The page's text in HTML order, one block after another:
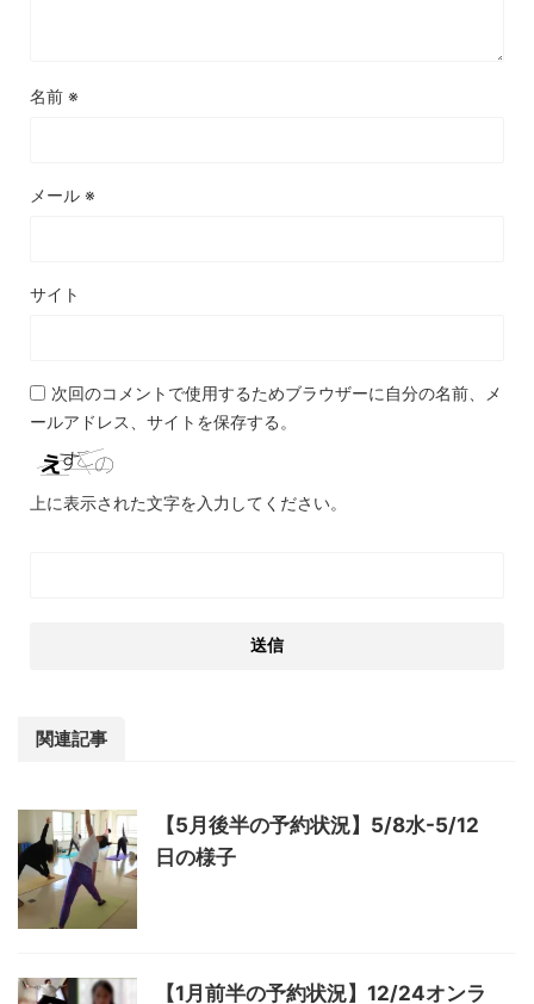
名前 ※
メール ※
サイト
次回のコメントで使用するためブラウザーに自分の名前、メ
ールアドレス、サイトを保存する。
上に表示された文字を入力してください。
関連記事
【5月後半の予約状況】5/8水-5/12
日の様子
【1月前半の予約状況】12/24オンラ